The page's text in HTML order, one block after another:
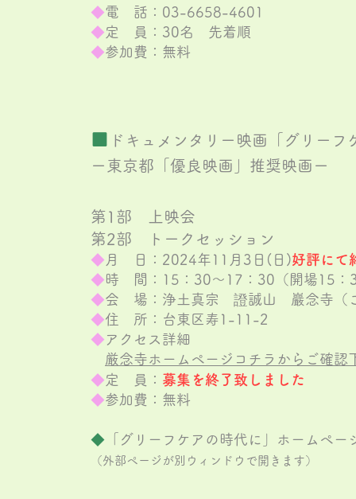
◆電 話：03-6658-4601
◆定 員：30名 先着順
◆参加費：無料
​ ドキュメンタリー映画「グリ ーフ
​ー東京都「優良映画」推奨映画ー
第1部
上映会
​第2部 トークセッション
◆ 月 日：2024年11 月3日(日)好評にて
◆時 間：15：30～17：30（開場15：
◆会 場：浄土真宗 證誠山 巖念寺（
◆住 所：台東区寿1-11-2
◆ アクセス詳細
厳念寺ホームペー ジコチラからご確認
◆定 員： 募集を終了致しました
◆参加費：無料
◆ 「グリーフケアの時代に」ホームペ
（外部ページが別ウィンドウで開きます）